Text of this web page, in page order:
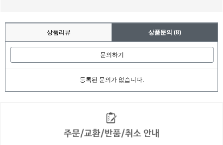
상품리뷰 상품문의 (8)
문의하기
등록된 문의가 없습니다.